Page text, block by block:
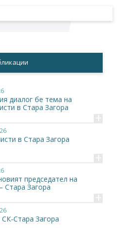
диалог бе тема на
в Стара Загора
+
в Стара Загора
+
председател на
Стара Загора
+
Стара Загора